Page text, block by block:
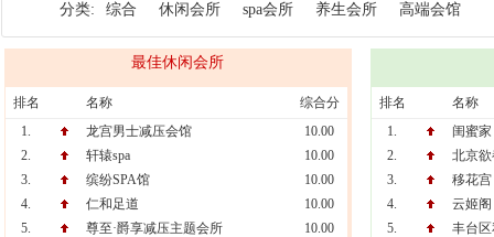
分类: 综合 休闲会所 spa会所 养生会所 高端会馆
最佳休闲会所
排名 名称
综合分
1.
龙宫男士减压会馆
10.00
2.
轩辕spa
10.00
3.
缤纷SPA馆
10.00
4.
仁和足道
10.00
5.
尊至·爵享减压主题会所
10.00
排名
名称
1.
闺蜜家
2.
北京
3.
移花宫
4.
云姬阁
5.
丰台区